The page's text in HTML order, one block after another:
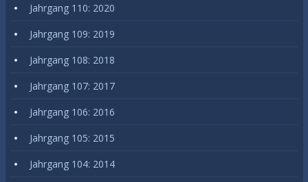
Jahrgang 110: 2020
Jahrgang 109: 2019
Jahrgang 108: 2018
Jahrgang 107: 2017
Jahrgang 106: 2016
Jahrgang 105: 2015
Jahrgang 104: 2014